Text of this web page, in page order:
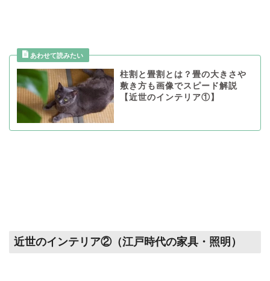
柱割と畳割とは？畳の大きさや
敷き方も画像でスピード解説
【近世のインテリア①】
近世のインテリア②（江戸時代の家具・照明）